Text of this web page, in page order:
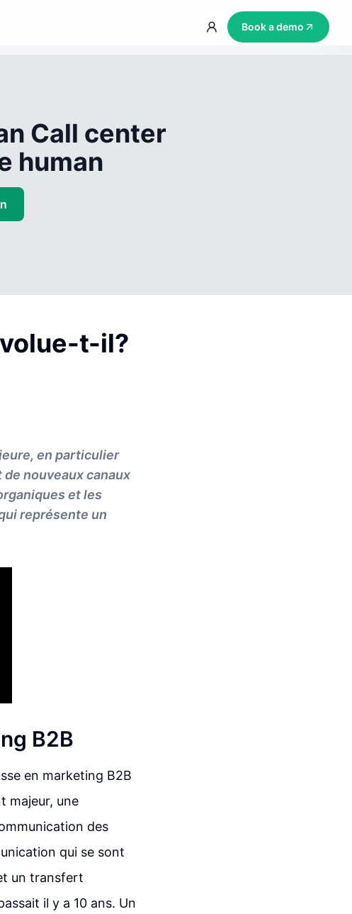
Book a demo
Call center
human
t-il?
en particulier
nouveaux canaux
et les
représente un
B2B
en marketing B2B
majeur, une
des
qui se sont
un transfert
il y a 10 ans. Un